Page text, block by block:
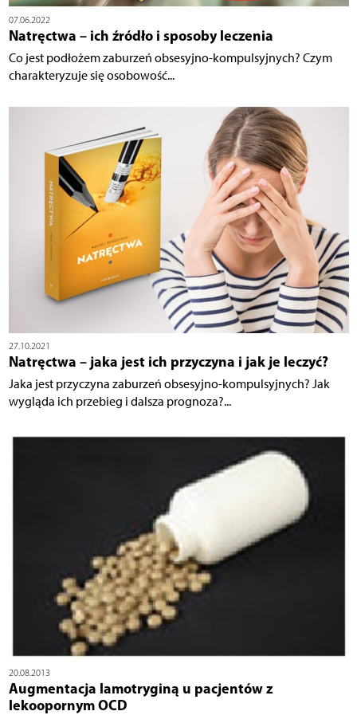
07.06.2022
Natręctwa – ich źródło i sposoby leczenia
Co jest podłożem zaburzeń obsesyjno-kompulsyjnych? Czym
charakteryzuje się osobowość...
27.10.2021
Natręctwa – jaka jest ich przyczyna i jak je leczyć?
Jaka jest przyczyna zaburzeń obsesyjno-kompulsyjnych? Jak
wygląda ich przebieg i dalsza prognoza?...
20.08.2013
Augmentacja lamotryginą u pacjentów z
lekoopornym OCD